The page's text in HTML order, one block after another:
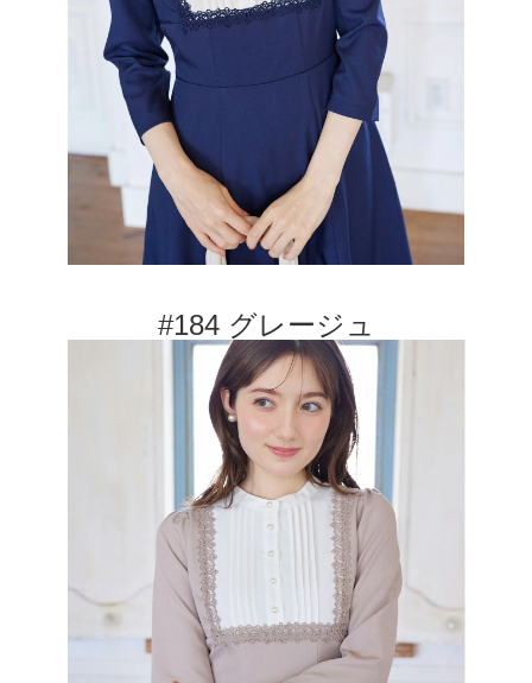
#184 グレージュ